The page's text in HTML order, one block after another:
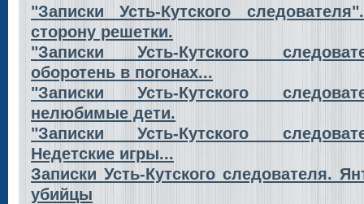
"Записки Усть-Кутского
сторону решетки.
"Записки Усть-Кутского
оборотень в погонах...
"Записки Усть-Кутского
нелюбимые дети.
"Записки Усть-Кутского
Недетские игры...
Записки Усть-Кутского следователя.
убийцы